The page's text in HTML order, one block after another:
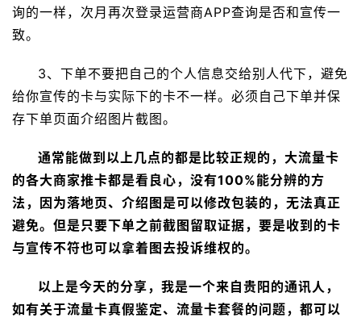
询的一样，次月再次登录运营商APP查询是否和宣传一
致。
3、下单不要把自己的个人信息交给别人代下，避免
给你宣传的卡与实际下的卡不一样。必须自己下单并保
存下单页面介绍图片截图。
通常能做到以上几点的都是比较正规的，大流量卡
的各大商家推卡都是看良心，没有100%能分辨的方
法，因为落地页、介绍图是可以修改包装的，无法真正
避免。但是只要下单之前截图留取证据，要是收到的卡
与宣传不符也可以拿着图去投诉维权的。
以上是今天的分享，我是一个来自贵阳的通讯人，
如有关于流量卡真假鉴定、流量卡套餐的问题，都可以